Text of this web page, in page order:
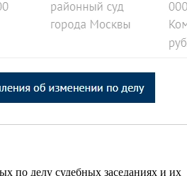
по делу судебных заседаниях и их